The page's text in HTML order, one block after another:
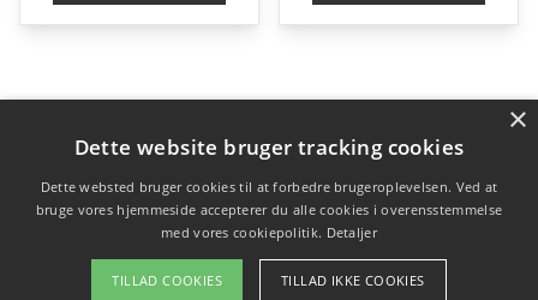
Varekategorier
Produkter
Copyright 2026 - Pilanto Aps
×
Dette website bruger tracking cookies
Dette websted bruger cookies til at forbedre brugeroplevelsen. Ved at
bruge vores hjemmeside accepterer du alle cookies i overensstemmelse
med vores cookiepolitik. Detaljer
TILLAD COOKIES TILLAD IKKE COOKIES